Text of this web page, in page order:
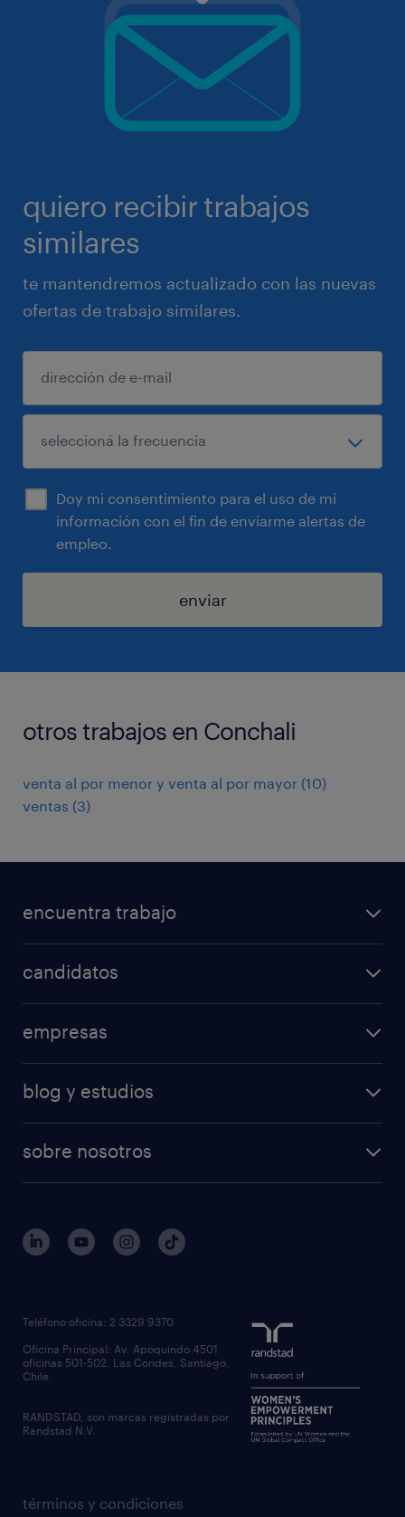
quiero recibir trabajos
similares
te mantendremos actualizado con las nuevas
ofertas de trabajo similares.
Doy mi consentimiento para el uso de mi
información con el fin de enviarme alertas de
empleo.
enviar
otros trabajos en Conchali
venta al por menor y venta al por mayor (10)
ventas (3)
encuentra trabajo
retail
tiempo completo
candidatos
áreas de especializacion
professional
empresas
operational
servicios transitorios
executive search
inclusión laboral
blog y estudios
sobre nosotros
gobierno corporativo
contáctanos
regístrate candidato
términos y condiciones
Teléfono oficina: 2 3329 9370
Oficina Principal: Av. Apoquindo 4501
oficinas 501-502, Las Condes, Santiago,
Chile.
RANDSTAD, son marcas registradas por
Randstad N.V.